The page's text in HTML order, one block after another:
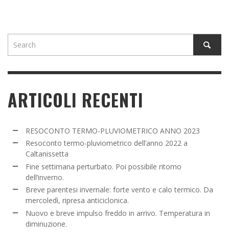
ARTICOLI RECENTI
RESOCONTO TERMO-PLUVIOMETRICO ANNO 2023
Resoconto termo-pluviometrico dell’anno 2022 a
Caltanissetta
Fine settimana perturbato. Poi possibile ritorno
dell’inverno.
Breve parentesi invernale: forte vento e calo termico. Da
mercoledì, ripresa anticiclonica.
Nuovo e breve impulso freddo in arrivo. Temperatura in
diminuzione.